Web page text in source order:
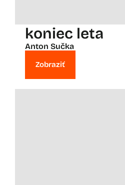
koniec leta
Anton Sučka
Zobraziť